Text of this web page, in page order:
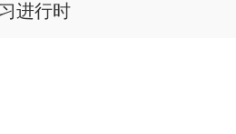
进行时